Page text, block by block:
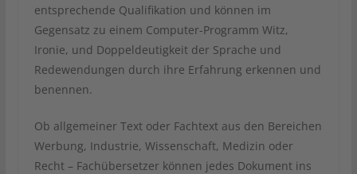
entsprechende Qualifikation und können im
Gegensatz zu einem Computer-Programm Witz,
Ironie, und Doppeldeutigkeit der Sprache und
Redewendungen durch ihre Erfahrung erkennen und
benennen.
Ob allgemeiner Text oder Fachtext aus den Bereichen
Werbung, Industrie, Wissenschaft, Medizin oder
Recht – Fachübersetzer können jedes Dokument ins